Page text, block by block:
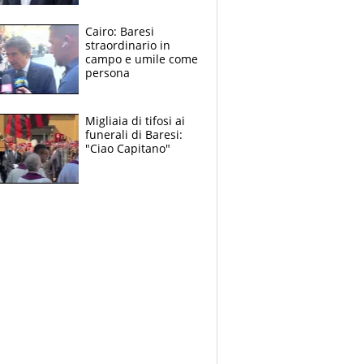
calcio
Cairo: Baresi
straordinario in
campo e umile come
persona
Migliaia di tifosi ai
funerali di Baresi:
"Ciao Capitano"